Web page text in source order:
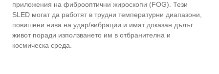
приложения на фиброоптични жироскопи (FOG). Тези
SLED могат да работят в трудни температурни диапазони,
повишени нива на удар/вибрации и имат доказан дълъг
живот поради използването им в отбранителна и
космическа среда.